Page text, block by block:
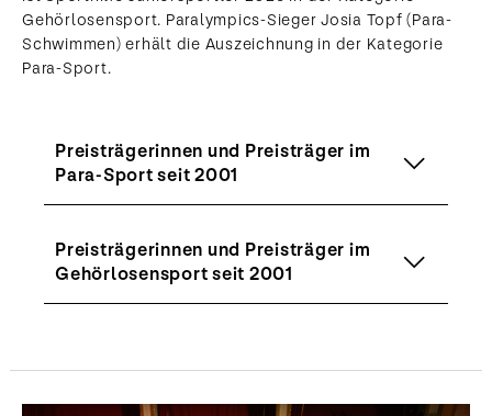
Gehörlosensport. Paralympics-Sieger Josia Topf (Para-
Schwimmen) erhält die Auszeichnung in der Kategorie
Para-Sport.
Preisträgerinnen und Preisträger im
Para-Sport seit 2001
Preisträgerinnen und Preisträger im
Gehörlosensport seit 2001